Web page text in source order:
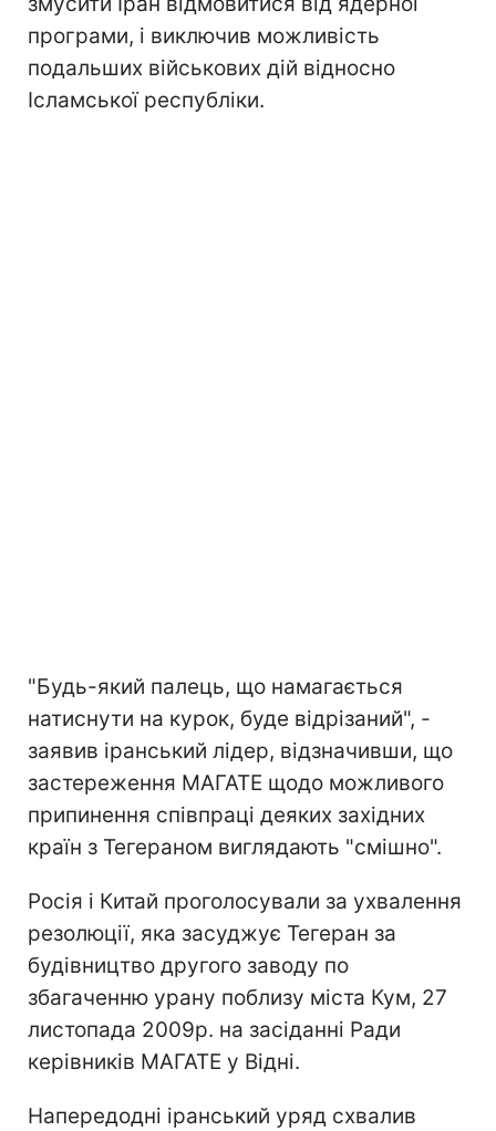
програми, і виключив можливість
подальших військових дій відносно
Ісламської республіки.
"Будь-який палець, що намагається
натиснути на курок, буде відрізаний", -
заявив іранський лідер, відзначивши, що
застереження МАГАТЕ щодо можливого
припинення співпраці деяких західних
країн з Тегераном виглядають "смішно".
Росія і Китай проголосували за ухвалення
резолюції, яка засуджує Тегеран за
будівництво другого заводу по
збагаченню урану поблизу міста Кум, 27
листопада 2009р. на засіданні Ради
керівників МАГАТЕ у Відні.
Напередодні іранський уряд схвалив